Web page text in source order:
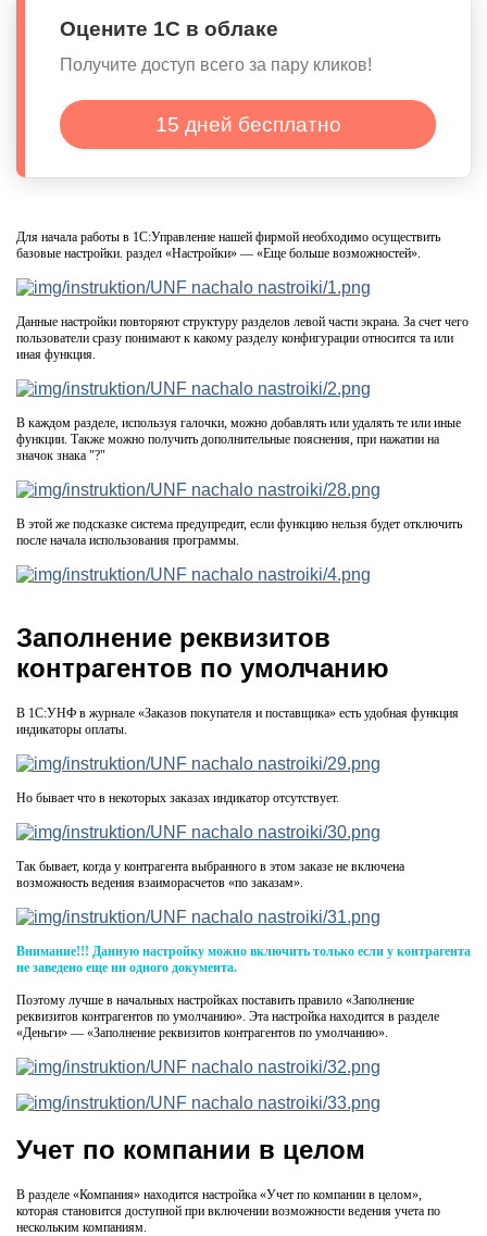
Оцените 1С в облаке
Получите доступ всего за пару кликов!
15 дней бесплатно
Для начала работы в 1С:Управление нашей фирмой необходимо осуществить
базовые настройки. раздел «Настройки» — «Еще больше возможностей».
Данные настройки повторяют структуру разделов левой части экрана. За счет чего
пользователи сразу понимают к какому разделу конфигурации относится та или
иная функция.
В каждом разделе, используя галочки, можно добавлять или удалять те или иные
функции. Также можно получить дополнительные пояснения, при нажатии на
значок знака "?"
В этой же подсказке система предупредит, если функцию нельзя будет отключить
после начала использования программы.
Заполнение реквизитов
контрагентов по умолчанию
В 1С:УНФ в журнале «Заказов покупателя и поставщика» есть удобная функция
индикаторы оплаты.
Но бывает что в некоторых заказах индикатор отсутствует.
Так бывает, когда у контрагента выбранного в этом заказе не включена
возможность ведения взаиморасчетов «по заказам».
Внимание!!! Данную настройку можно включить только если у контрагента
не заведено еще ни одного документа.
Поэтому лучше в начальных настройках поставить правило «Заполнение
реквизитов контрагентов по умолчанию». Эта настройка находится в разделе
«Деньги» — «Заполнение реквизитов контрагентов по умолчанию».
Учет по компании в целом
В разделе «Компания» находится настройка «Учет по компании в целом»,
которая становится доступной при включении возможности ведения учета по
нескольким компаниям.